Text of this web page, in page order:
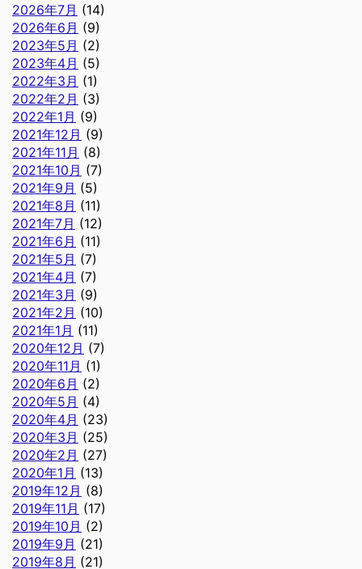
2026年7月 (14)
2026年6月 (9)
2023年5月 (2)
2023年4月 (5)
2022年3月 (1)
2022年2月 (3)
2022年1月 (9)
2021年12月 (9)
2021年11月 (8)
2021年10月 (7)
2021年9月 (5)
2021年8月 (11)
2021年7月 (12)
2021年6月 (11)
2021年5月 (7)
2021年4月 (7)
2021年3月 (9)
2021年2月 (10)
2021年1月 (11)
2020年12月 (7)
2020年11月 (1)
2020年6月 (2)
2020年5月 (4)
2020年4月 (23)
2020年3月 (25)
2020年2月 (27)
2020年1月 (13)
2019年12月 (8)
2019年11月 (17)
2019年10月 (2)
2019年9月 (21)
2019年8月 (21)